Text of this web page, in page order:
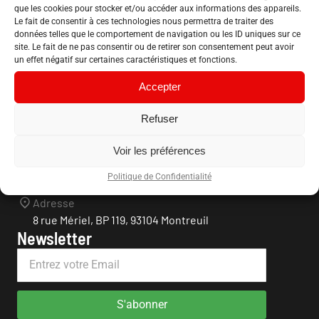
que les cookies pour stocker et/ou accéder aux informations des appareils.
Le fait de consentir à ces technologies nous permettra de traiter des
données telles que le comportement de navigation ou les ID uniques sur ce
site. Le fait de ne pas consentir ou de retirer son consentement peut avoir
un effet négatif sur certaines caractéristiques et fonctions.
Accepter
Refuser
Voir les préférences
Politique de Confidentialité
Confédération Nationale du Logement
Adresse
8 rue Mériel, BP 119, 93104 Montreuil
Newsletter
S'abonner